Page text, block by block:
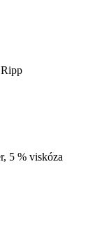
5 % viskóza